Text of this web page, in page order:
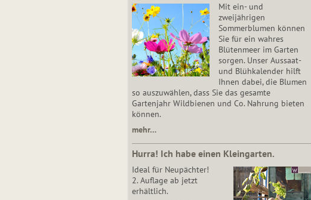
Mit ein- und
zweijährigen
Sommerblumen können
Sie für ein wahres
Blütenmeer im Garten
sorgen. Unser Aussaat-
und Blühkalender hilft
Ihnen dabei, die Blumen
so auszuwählen, dass Sie das gesamte
Gartenjahr Wildbienen und Co. Nahrung bieten
können.
mehr…
Hurra! Ich habe einen Kleingarten.
Ideal für Neupächter!
2. Auflage ab jetzt
erhältlich.